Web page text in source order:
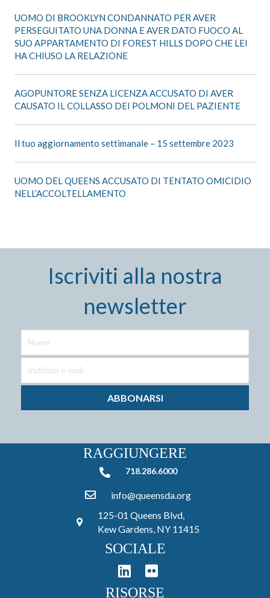
UOMO DI BROOKLYN CONDANNATO PER AVER
PERSEGUITATO UNA DONNA E AVER DATO FUOCO AL
SUO APPARTAMENTO DI FOREST HILLS DOPO CHE LEI
HA CHIUSO LA RELAZIONE
AGOPUNTORE SENZA LICENZA ACCUSATO DI AVER
CAUSATO IL COLLASSO DEI POLMONI DEL PAZIENTE
Il tuo aggiornamento settimanale – 15 settembre 2023
UOMO DEL QUEENS ACCUSATO DI TENTATO OMICIDIO
NELL’ACCOLTELLAMENTO
Iscriviti alla nostra
newsletter
ABBONARSI
RAGGIUNGERE
718.286.6000718.286.6000
info@queensda.org
125-01 Queens Blvd,
Kew Gardens, NY 11415
SOCIALE
RISORSE